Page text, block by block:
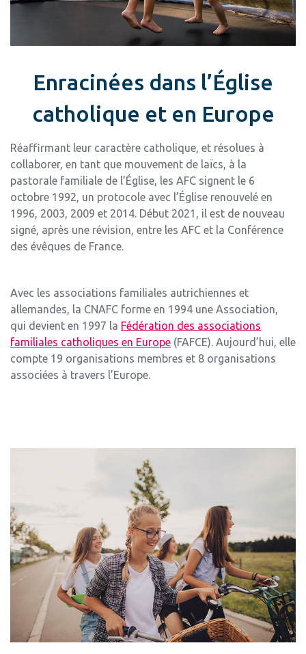
Enracinées dans l’Église
catholique et en Europe
Réaffirmant leur caractère catholique, et résolues à
collaborer, en tant que mouvement de laïcs, à la
pastorale familiale de l’Église, les AFC signent le 6
octobre 1992, un protocole avec l’Église renouvelé en
1996, 2003, 2009 et 2014. Début 2021, il est de nouveau
signé, après une révision, entre les AFC et la Conférence
des évêques de France.
Avec les associations familiales autrichiennes et
allemandes, la CNAFC forme en 1994 une Association,
qui devient en 1997 la Fédération des associations
familiales catholiques en Europe (FAFCE). Aujourd’hui, elle
compte 19 organisations membres et 8 organisations
associées à travers l’Europe.